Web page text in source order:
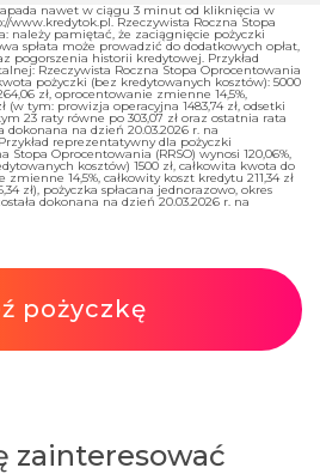
nawet w ciągu 3 minut od kliknięcia w
www.kredytok.pl. Rzeczywista Roczna Stopa
należy pamiętać, że zaciągnięcie pożyczki
spłata może prowadzić do dodatkowych opłat,
pogorszenia historii kredytowej. Przykład
Rzeczywista Roczna Stopa Oprocentowania
kwota pożyczki (bez kredytowanych kosztów): 5000
zł, oprocentowanie zmienne 14,5%,
(w tym: prowizja operacyjna 1483,74 zł, odsetki
23 raty równe po 303,07 zł oraz ostatnia rata
dokonana na dzień 20.03.2026 r. na
reprezentatywny dla pożyczki
Stopa Oprocentowania (RRSO) wynosi 120,06%,
kosztów) 1500 zł, całkowita kwota do
zmienne 14,5%, całkowity koszt kredytu 211,34 zł
zł), pożyczka spłacana jednorazowo, okres
dokonana na dzień 20.03.2026 r. na
pożyczkę
zainteresować